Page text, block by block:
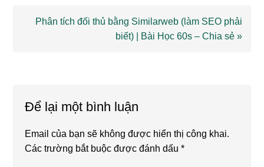
Next
Phân tích đối thủ bằng Similarweb (làm SEO phải
biết) | Bài Học 60s – Chia sẻ »
Để lại một bình luận
Email của bạn sẽ không được hiển thị công khai.
Các trường bắt buộc được đánh dấu*